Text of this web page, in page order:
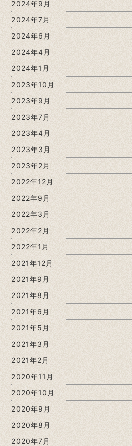
2024年9月
2024年7月
2024年6月
2024年4月
2024年1月
2023年10月
2023年9月
2023年7月
2023年4月
2023年3月
2023年2月
2022年12月
2022年9月
2022年3月
2022年2月
2022年1月
2021年12月
2021年9月
2021年8月
2021年6月
2021年5月
2021年3月
2021年2月
2020年11月
2020年10月
2020年9月
2020年8月
2020年7月